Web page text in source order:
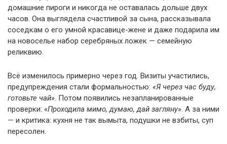
домашние пироги и никогда не оставалась дольше двух
часов. Она выглядела счастливой за сына, рассказывала
соседкам о его умной красавице-жене и даже подарила им
на новоселье набор серебряных ложек — семейную
реликвию.
Всё изменилось примерно через год. Визиты участились,
предупреждения стали формальностью: «Я через час буду,
готовьте чай». Потом появились незапланированные
проверки: «Проходила мимо, думаю, дай загляну». А за ними
— и критика: кухня не так вымыта, подушки не взбиты, суп
пересолен.